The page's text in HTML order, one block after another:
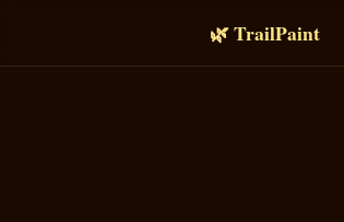
🌿 TrailPaint